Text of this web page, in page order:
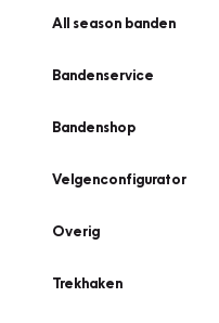
All season banden
Bandenservice
Bandenshop
Velgenconfigurator
Overig
Trekhaken